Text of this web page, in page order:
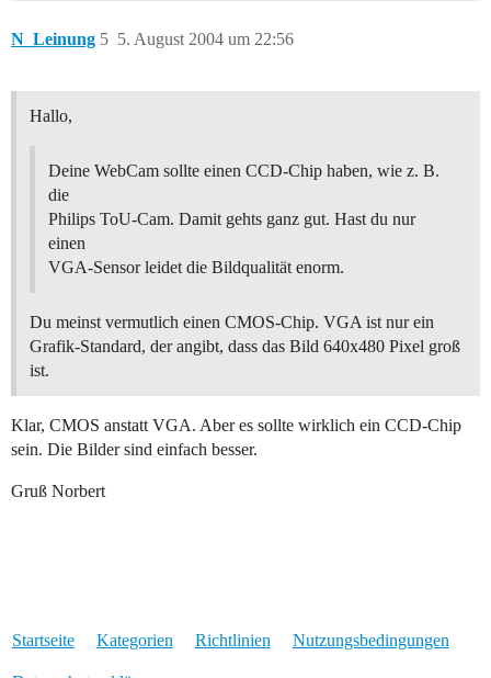
N_Leinung 5. August 2004 um 22:56
5
Hallo,
Deine WebCam sollte einen CCD-Chip haben, wie z. B.
die
Philips ToU-Cam. Damit gehts ganz gut. Hast du nur
einen
VGA-Sensor leidet die Bildqualität enorm.
Du meinst vermutlich einen CMOS-Chip. VGA ist nur ein
Grafik-Standard, der angibt, dass das Bild 640x480 Pixel groß
ist.
Klar, CMOS anstatt VGA. Aber es sollte wirklich ein CCD-Chip
sein. Die Bilder sind einfach besser.
Gruß Norbert
Startseite Kategorien Richtlinien Nutzungsbedingungen